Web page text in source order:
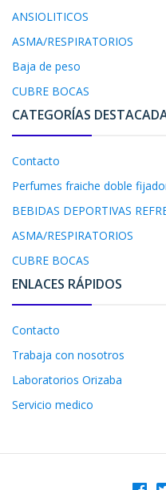
ANSIOLITICOS
ASMA/RESPIRATORIOS
Baja de peso
CUBRE BOCAS
CATEGORÍAS
Contacto
Perfumes fraiche doble
BEBIDAS DEPORTIVAS
ASMA/RESPIRATORIOS
CUBRE BOCAS
ENLACES RÁPIDOS
Contacto
Trabaja con nosotros
Laboratorios Orizaba
Servicio medico